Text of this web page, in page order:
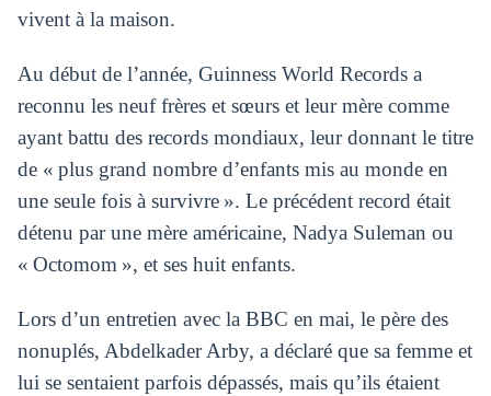
vivent à la maison.
Au début de l’année, Guinness World Records a
reconnu les neuf frères et sœurs et leur mère comme
ayant battu des records mondiaux, leur donnant le titre
de « plus grand nombre d’enfants mis au monde en
une seule fois à survivre ». Le précédent record était
détenu par une mère américaine, Nadya Suleman ou
« Octomom », et ses huit enfants.
Lors d’un entretien avec la BBC en mai, le père des
nonuplés, Abdelkader Arby, a déclaré que sa femme et
lui se sentaient parfois dépassés, mais qu’ils étaient